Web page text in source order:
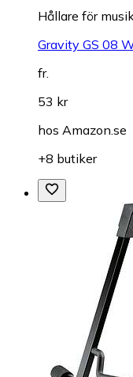
Hållare för
Gravity GS 08
fr.
53 kr
hos Amazon.se
+8 butiker